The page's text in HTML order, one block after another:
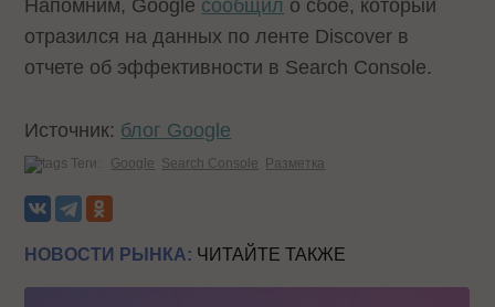
Напомним, Google сообщил о сбое, который
отразился на данных по ленте Discover в
отчете об эффективности в Search Console.
Источник: блог Google
Теги: Google Search Console Разметка
НОВОСТИ РЫНКА: ЧИТАЙТЕ ТАКЖЕ